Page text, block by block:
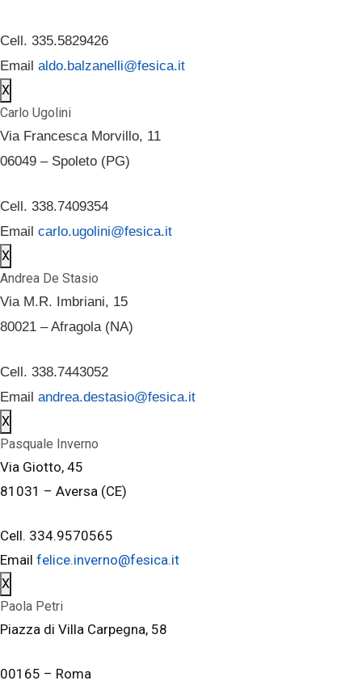
Cell. 335.5829426
Email aldo.balzanelli@fesica.it
X
Carlo Ugolini
Via Francesca Morvillo, 11
06049 – Spoleto (PG)
Cell. 338.7409354
Email carlo.ugolini@fesica.it
X
Andrea De Stasio
Via M.R. Imbriani, 15
80021 – Afragola (NA)
Cell. 338.7443052
Email andrea.destasio@fesica.it
X
Pasquale Inverno
Via Giotto, 45
81031 – Aversa (CE)
Cell. 334.9570565
Email felice.inverno@fesica.it
X
Paola Petri
Piazza di Villa Carpegna, 58
00165 – Roma